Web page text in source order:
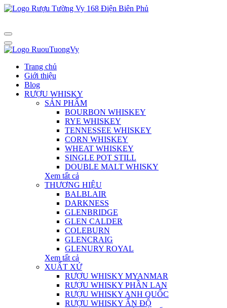
Trang chủ
Giới thiệu
Blog
RƯỢU WHISKY
SẢN PHẨM
BOURBON WHISKEY
RYE WHISKEY
TENNESSEE WHISKEY
CORN WHISKEY
WHEAT WHISKEY
SINGLE POT STILL
DOUBLE MALT WHISKY
Xem tất cả
THƯƠNG HIỆU
BALBLAIR
DARKNESS
GLENBRIDGE
GLEN CALDER
COLEBURN
GLENCRAIG
GLENURY ROYAL
Xem tất cả
XUẤT XỨ
RƯỢU WHISKY MYANMAR
RƯỢU WHISKY PHẦN LAN
RƯỢU WHISKY ANH QUỐC
RƯỢU WHISKY ẤN ĐỘ